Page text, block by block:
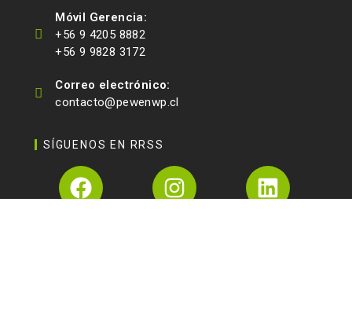
Móvil Gerencia:
+56 9 4205 8882
+56 9 9828 3172
Correo electrónico:
contacto@pewenwp.cl
SÍGUENOS EN RRSS